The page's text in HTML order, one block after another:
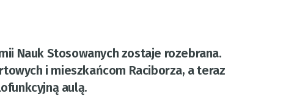
Nauk Stosowanych zostaje rozebrana.
i mieszkańcom Raciborza, a teraz
aulą.